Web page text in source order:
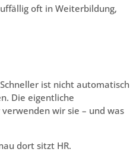
oft in Weiterbildung,
ist nicht automatisch
Die eigentliche
wir sie – und was
dort sitzt HR.